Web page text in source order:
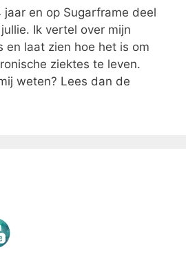
jaar en op Sugarframe deel
Ik vertel over mijn
en laat zien hoe het is om
ziektes te leven.
weten? Lees dan de